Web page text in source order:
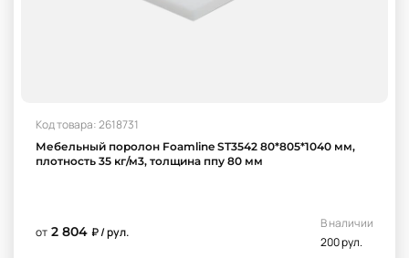
Код товара: 2618731
Мебельный поролон Foamline ST3542 80*805*1040 мм,
плотность 35 кг/м3, толщина ппу 80 мм
от 2 804 ₽ / рул.
В наличии
200 рул.